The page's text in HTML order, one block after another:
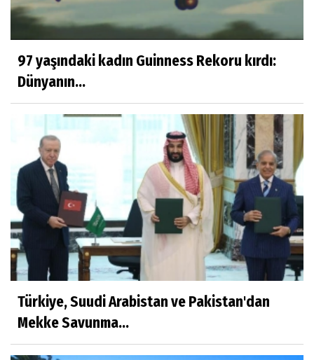
Çocuklara ölüm nasıl anlatılır?
Ayşenur Dere
MUCİZEYE GEREK YOK, SAĞLIKLI
BESLENMEK ASLINDA ÇOK KOLAY!
Murat Kayacan
NEDEN GAYRİMENKUL DANIŞMANLIK
HİZMETİ ALMALIYIZ?
Mustafa Topal
VİCDANLARIMIZ KİRLENMESİN
97 yaşındaki kadın Guinness Rekoru kırdı:
Dünyanın...
Türkiye, Suudi Arabistan ve Pakistan'dan
Mekke Savunma...